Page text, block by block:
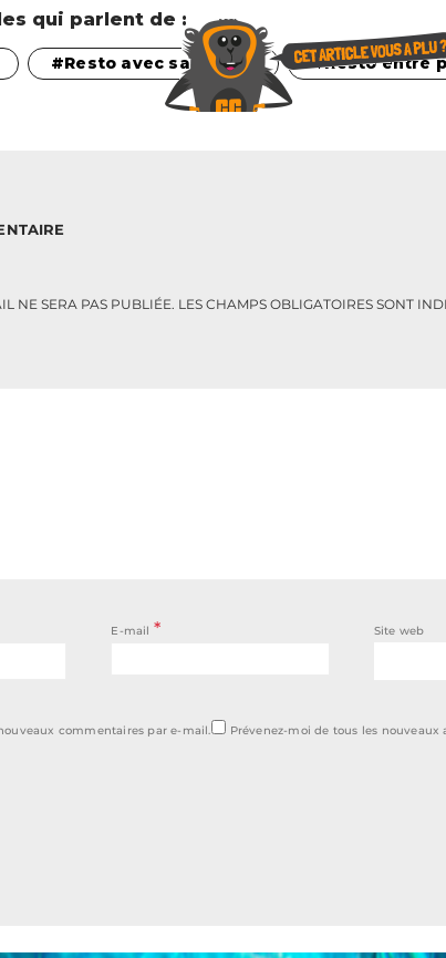
qui parlent de :
Resto avec sa copine Resto entre
NE SERA PAS PUBLIÉE. LES CHAMPS OBLIGATOIRES SONT
E-mail * Site web
commentaires par e-mail. Prévenez-moi de tous les nouveaux